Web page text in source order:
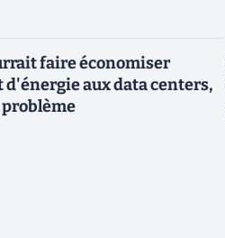
faire économiser
aux data centers,
problème